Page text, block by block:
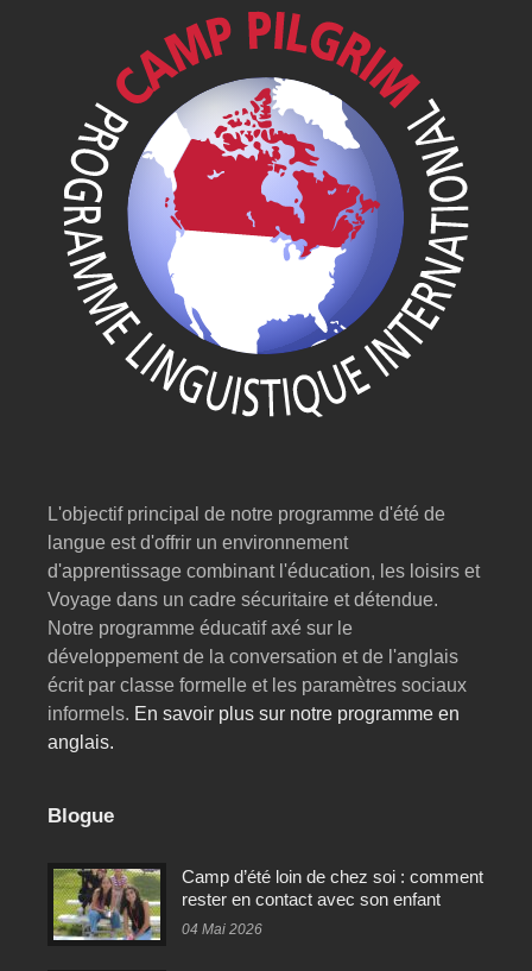
L'objectif principal de notre programme d'été de
langue est d'offrir un environnement
d'apprentissage combinant l'éducation, les loisirs et
Voyage dans un cadre sécuritaire et détendue.
Notre programme éducatif axé sur le
développement de la conversation et de l'anglais
écrit par classe formelle et les paramètres sociaux
informels. En savoir plus sur notre programme en
anglais.
Blogue
Camp d’été loin de chez soi : comment
rester en contact avec son enfant
04 Mai 2026